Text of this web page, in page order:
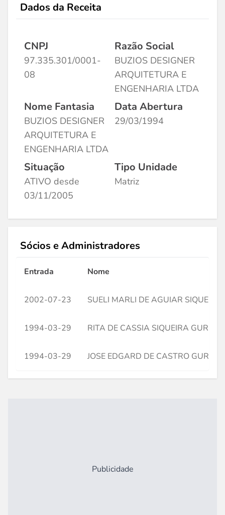
Dados da Receita
CNPJ
97.335.301/0001-
08
Razão Social
BUZIOS DESIGNER
ARQUITETURA E
ENGENHARIA LTDA
Nome Fantasia
BUZIOS DESIGNER
ARQUITETURA E
ENGENHARIA LTDA
Data Abertura
29/03/1994
Situação
ATIVO desde
03/11/2005
Tipo Unidade
Matriz
Sócios e Administradores
Entrada Nome
2002-07-23 SUELI MARLI DE AGUIAR SIQUEIRA
1994-03-29 RITA DE CASSIA SIQUEIRA
1994-03-29 JOSE EDGARD DE CASTRO
Publicidade